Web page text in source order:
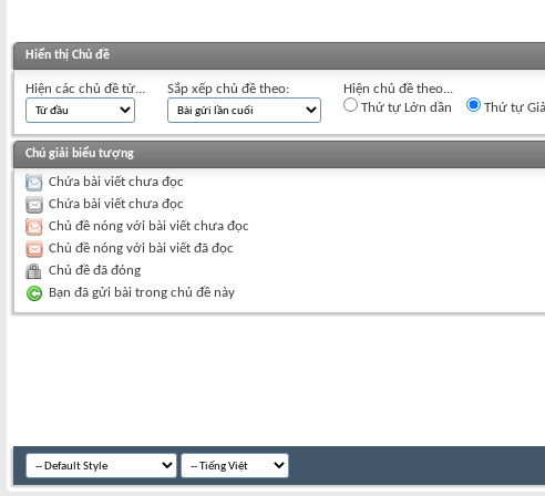
Hiển thị Chủ đề
Hiện các chủ đề từ... Sắp xếp chủ đề theo:
Hiện chủ đề theo...
Thứ tự Lớn dần
Thứ tự
Chú giải biểu tượng
Chứa bài viết chưa đọc
Chứa bài viết chưa đọc
Chủ đề nóng với bài viết chưa đọc
Chủ đề nóng với bài viết đã đọc
Chủ đề đã đóng
Bạn đã gửi bài trong chủ đề này